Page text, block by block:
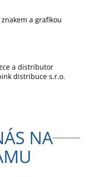
a grafikou
a distributor
distribuce s.r.o.
NA